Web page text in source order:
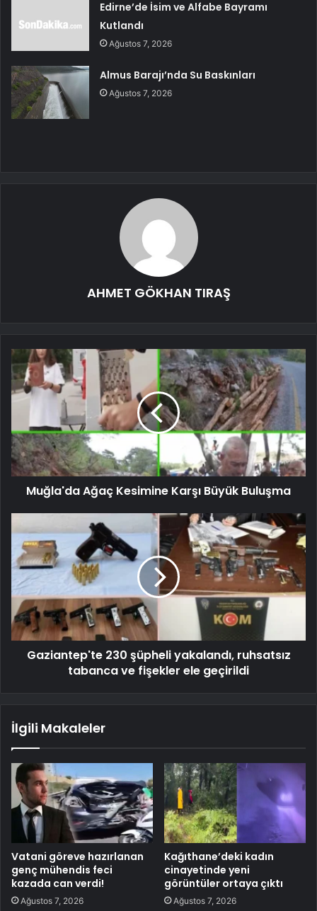
Edirne’de İsim ve Alfabe Bayramı
Kutlandı
Ağustos 7, 2026
Almus Barajı’nda Su Baskınları
Ağustos 7, 2026
AHMET GÖKHAN TIRAŞ
Muğla'da Ağaç Kesimine Karşı Büyük Buluşma
Gaziantep'te 230 şüpheli yakalandı, ruhsatsız
tabanca ve fişekler ele geçirildi
İlgili Makaleler
Vatani göreve hazırlanan
genç mühendis feci
kazada can verdi!
Ağustos 7, 2026
Kağıthane’deki kadın
cinayetinde yeni
görüntüler ortaya çıktı
Ağustos 7, 2026